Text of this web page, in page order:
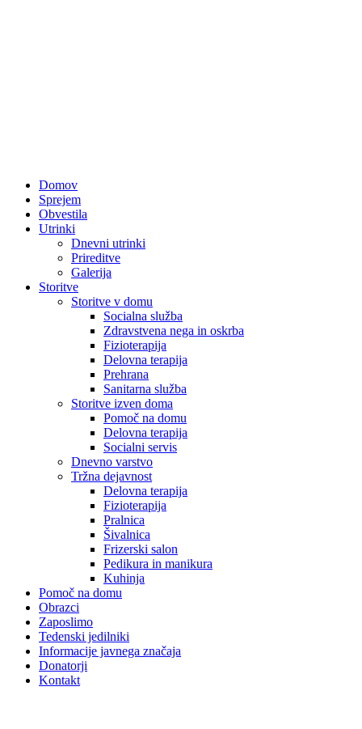
Domov
Sprejem
Obvestila
Utrinki
Dnevni utrinki
Prireditve
Galerija
Storitve
Storitve v domu
Socialna služba
Zdravstvena nega in oskrba
Fizioterapija
Delovna terapija
Prehrana
Sanitarna služba
Storitve izven doma
Pomoč na domu
Delovna terapija
Socialni servis
Dnevno varstvo
Tržna dejavnost
Delovna terapija
Fizioterapija
Pralnica
Šivalnica
Frizerski salon
Pedikura in manikura
Kuhinja
Pomoč na domu
Obrazci
Zaposlimo
Tedenski jedilniki
Informacije javnega značaja
Donatorji
Kontakt